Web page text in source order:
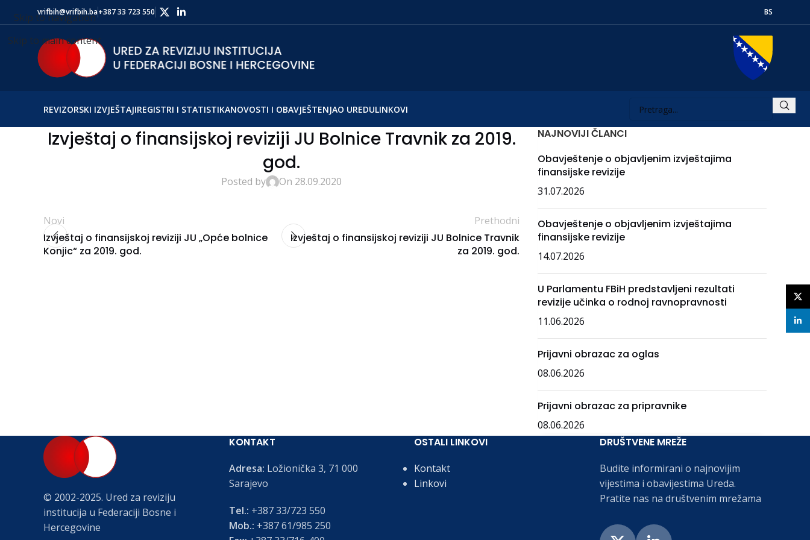
Skip to navigation
Skip to main content
vrifbih@vrifbih.ba+387 33 723 550 BS
REVIZORSKI IZVJEŠTAJIREGISTRI I STATISTIKANOVOSTI I OBAVJEŠTENJAO UREDULINKOVI
Izvještaj o finansijskoj reviziji JU Bolnice Travnik za 2019.
god.
Posted by On 28.09.2020
Novi
Izvještaj o finansijskoj reviziji JU „Opće bolnice
Konjic“ za 2019. god.
Prethodni
Izvještaj o finansijskoj reviziji JU Bolnice Travnik
za 2019. god.
NAJNOVIJI ČLANCI
Obavještenje o objavljenim izvještajima
finansijske revizije
31.07.2026
Obavještenje o objavljenim izvještajima
finansijske revizije
14.07.2026
U Parlamentu FBiH predstavljeni rezultati
revizije učinka o rodnoj ravnopravnosti
11.06.2026
Prijavni obrazac za oglas
08.06.2026
Prijavni obrazac za pripravnike
08.06.2026
© 2002-2025. Ured za reviziju
institucija u Federaciji Bosne i
Hercegovine
KONTAKT
Adresa: Ložionička 3, 71 000
Sarajevo
Tel.: +387 33/723 550
Mob.: +387 61/985 250
OSTALI LINKOVI
Kontakt
Linkovi
DRUŠTVENE MREŽE
Budite informirani o najnovijim
vijestima i obavijestima Ureda.
Pratite nas na društvenim mrežama